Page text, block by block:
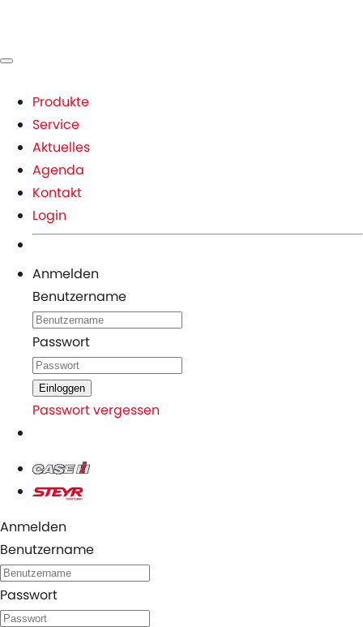
Produkte
Service
Aktuelles
Agenda
Kontakt
Login
Anmelden
Benutzername
Passwort
Einloggen
Passwort vergessen
Anmelden
Benutzername
Passwort